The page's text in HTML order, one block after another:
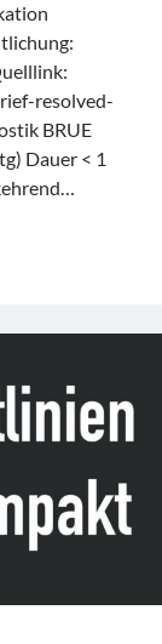
resolved-
BRUE
Dauer < 1